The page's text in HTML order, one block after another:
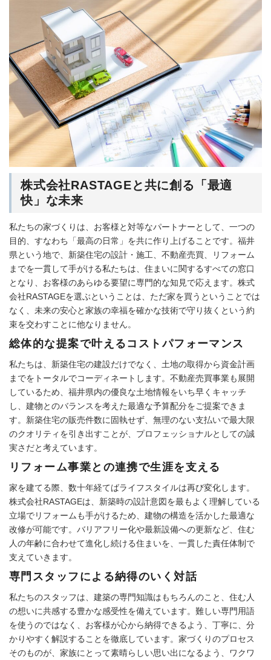
株式会社RASTAGEと共に創る「最適
快」な未来
私たちの家づくりは、お客様と対等なパートナーとして、一つの
目的、すなわち「最高の日常」を共に作り上げることです。福井
県という地で、新築住宅の設計・施工、不動産売買、リフォーム
までを一貫して手がける私たちは、住まいに関するすべての窓口
となり、お客様のあらゆる要望に専門的な知見で応えます。株式
会社RASTAGEを選ぶということは、ただ家を買うということでは
なく、未来の安心と家族の幸福を確かな技術で守り抜くという約
束を交わすことに他なりません。
総体的な提案で叶えるコストパフォーマンス
私たちは、新築住宅の建設だけでなく、土地の取得から資金計画
までをトータルでコーディネートします。不動産売買事業も展開
しているため、福井県内の優良な土地情報をいち早くキャッチ
し、建物とのバランスを考えた最適な予算配分をご提案できま
す。新築住宅の販売件数に固執せず、無理のない支払いで最大限
のクオリティを引き出すことが、プロフェッショナルとしての誠
実さだと考えています。
リフォーム事業との連携で生涯を支える
家を建てる際、数十年経てばライフスタイルは再び変化します。
株式会社RASTAGEは、新築時の設計意図を最もよく理解している
立場でリフォームも手がけるため、建物の構造を活かした最適な
改修が可能です。バリアフリー化や最新設備への更新など、住む
人の年齢に合わせて進化し続ける住まいを、一貫した責任体制で
支えていきます。
専門スタッフによる納得のいく対話
私たちのスタッフは、建築の専門知識はもちろんのこと、住む人
の想いに共感する豊かな感受性を備えています。難しい専門用語
を使うのではなく、お客様が心から納得できるよう、丁寧に、分
かりやすく解説することを徹底しています。家づくりのプロセス
そのものが、家族にとって素晴らしい思い出になるよう、ワクワ